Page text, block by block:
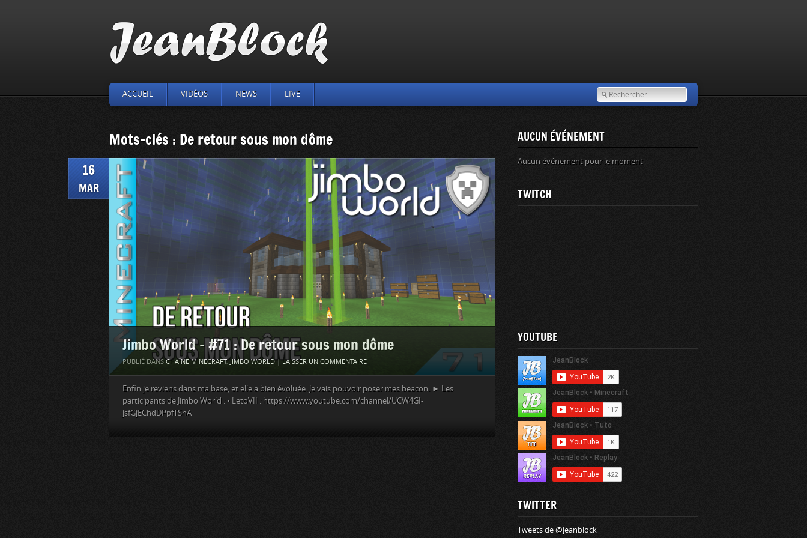
ACCUEIL VIDÉOS NEWS LIVE
Mots-clés : De retour sous mon dôme
16
MAR
Jimbo World – #71 : De retour sous mon dôme
PUBLIÉ DANS CHAÎNE MINECRAFT, JIMBO WORLD|LAISSER UN COMMENTAIRE
Enfin je reviens dans ma base, et elle a bien évoluée. Je vais pouvoir poser mes beacon. ► Les
participants de Jimbo World : • LetoVII : https://www.youtube.com/channel/UCW4GI-
jsfGjEChdDPpfTSnA
AUCUN ÉVÉNEMENT
Aucun événement pour le moment
TWITCH
YOUTUBE
TWITTER
Tweets de @jeanblock